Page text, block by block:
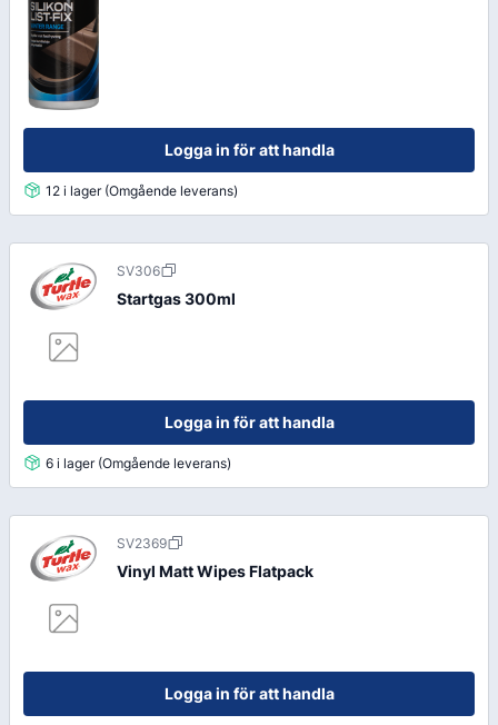
Logga in för att handla
12 i lager (Omgående leverans)
SV306
Startgas 300ml
Logga in för att handla
6 i lager (Omgående leverans)
SV2369
Vinyl Matt Wipes Flatpack
Logga in för att handla